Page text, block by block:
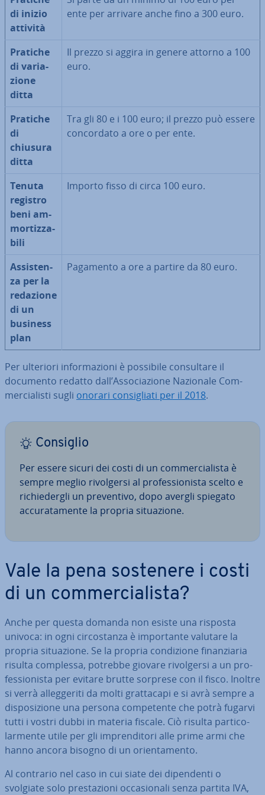
di inizio
attività
ente per arrivare anche fino a 300 euro.
Pratiche
di va­ria­
zio­ne
ditta
Il prezzo si aggira in genere attorno a 100
euro.
Pratiche
di
chiusura
ditta
Tra gli 80 e i 100 euro; il prezzo può essere
con­cor­da­to a ore o per ente.
Tenuta
registro
beni am­
mor­tiz­za­
bi­li
Importo fisso di circa 100 euro.
As­si­sten­
za per la
redazione
di un
business
plan
Pagamento a ore a partire da 80 euro.
Per ulteriori in­for­ma­zio­ni è possibile con­sul­ta­re il
documento redatto dall’As­so­cia­zio­ne Nazionale Com­
mer­cia­li­sti sugli onorari con­si­glia­ti per il 2018.
Consiglio
Per essere sicuri dei costi di un com­mer­cia­li­sta è
sempre meglio ri­vol­ger­si al pro­fes­sio­ni­sta scelto e
ri­chie­der­gli un pre­ven­ti­vo, dopo avergli spiegato
ac­cu­ra­ta­men­te la propria si­tua­zio­ne.
Vale la pena sostenere i costi
di un com­mer­cia­li­sta?
Anche per questa domanda non esiste una risposta
univoca: in ogni cir­co­stan­za è im­por­tan­te valutare la
propria si­tua­zio­ne. Se la propria con­di­zio­ne fi­nan­zia­ria
risulta complessa, potrebbe giovare ri­vol­ger­si a un pro­
fes­sio­ni­sta per evitare brutte sorprese con il fisco. Inoltre
si verrà al­leg­ge­ri­ti da molti grat­ta­ca­pi e si avrà sempre a
di­spo­si­zio­ne una persona com­pe­ten­te che potrà fugarvi
tutti i vostri dubbi in materia fiscale. Ciò risulta par­ti­co­
lar­men­te utile per gli im­pren­di­to­ri alle prime armi che
hanno ancora bisogno di un orien­ta­men­to.
Al contrario nel caso in cui siate dei di­pen­den­ti o
svolgiate solo pre­sta­zio­ni oc­ca­sio­na­li senza partita IVA,